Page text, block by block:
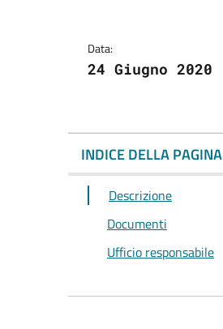
Data:
24 Giugno 2020
INDICE DELLA PAGINA
Descrizione
Documenti
Ufficio responsabile